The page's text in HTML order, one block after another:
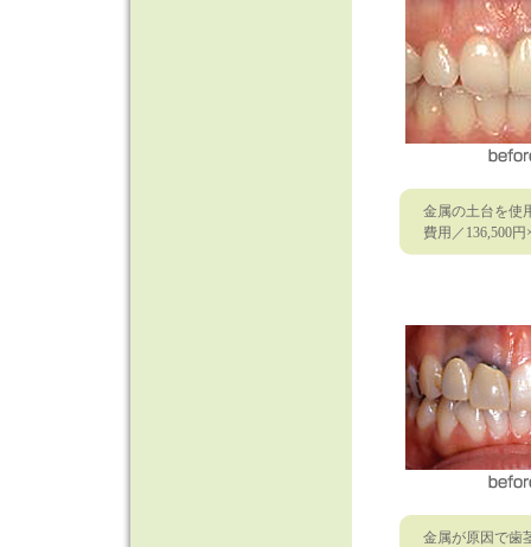
金属の土台を使
費用／136,500円
金属が原因で歯